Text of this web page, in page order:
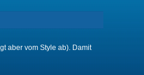
aber vom Style ab). Damit